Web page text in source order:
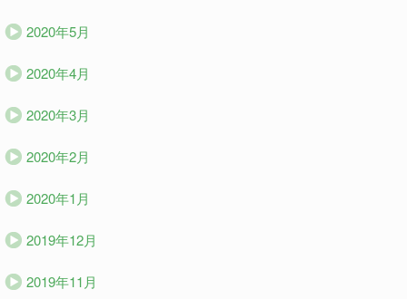
2020年5月
2020年4月
2020年3月
2020年2月
2020年1月
2019年12月
2019年11月